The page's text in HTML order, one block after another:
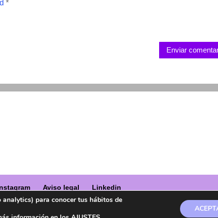
*
Enviar
Aviso legal Linkedin
registrada en la OEPM.
para conocer tus hábitos de